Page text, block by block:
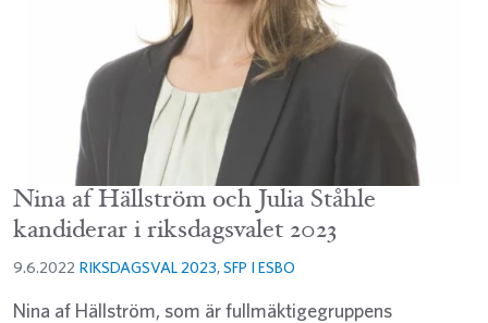
Nina af Hällström och Julia Ståhle
kandiderar i riksdagsvalet 2023
9.6.2022 RIKSDAGSVAL 2023,SFP I ESBO
Nina af Hällström, som är fullmäktigegruppens